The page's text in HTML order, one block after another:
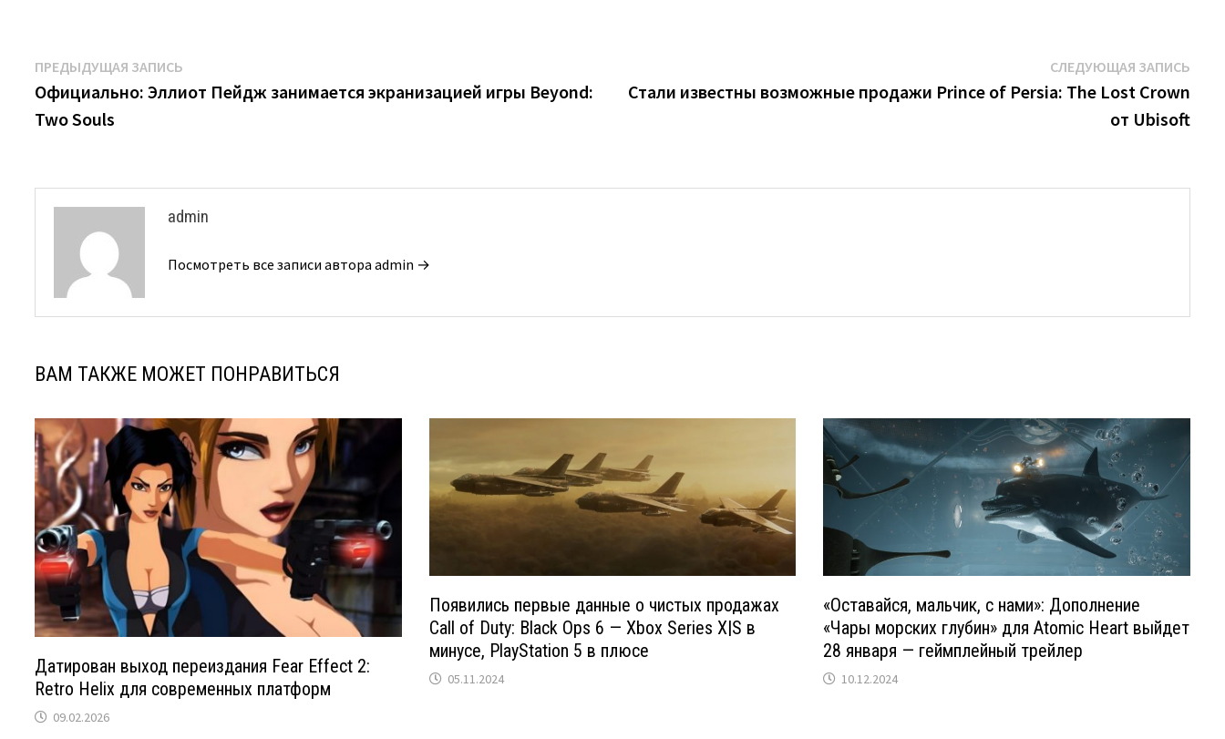
Навигация
по
ПРЕДЫДУЩАЯ ЗАПИСЬ
запись:
Официально: Эллиот Пейдж занимается экранизацией игры Beyond:
Two Souls
СЛЕДУЮЩАЯ ЗАПИСЬ
Стали известны возможные продажи Prince of Persia: The Lost Crown
от Ubisoft
admin
Посмотреть все записи автора admin →
ВАМ ТАКЖЕ МОЖЕТ ПОНРАВИТЬСЯ
Датирован выход переиздания Fear Effect 2:
Retro Helix для современных платформ
09.02.2026
Появились первые данные о чистых продажах
Call of Duty: Black Ops 6 — Xbox Series X|S в
минусе, PlayStation 5 в плюсе
05.11.2024
«Оставайся, мальчик, с нами»: Дополнение
«Чары морских глубин» для Atomic Heart выйдет
28 января — геймплейный трейлер
10.12.2024